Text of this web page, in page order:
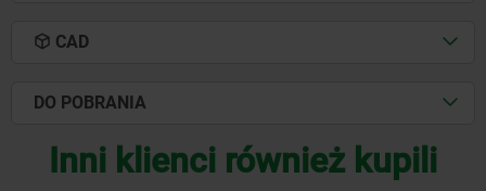
CAD
DO POBRANIA
Inni klienci również kupili